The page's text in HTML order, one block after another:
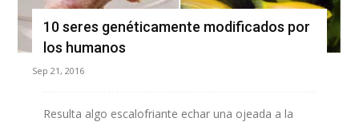
10 seres genéticamente modificados por
los humanos
Sep 21, 2016
Resulta algo escalofriante echar una ojeada a la